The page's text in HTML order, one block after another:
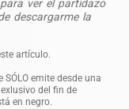
ver el partidazo
descargarme la
artículo.
emite desde una
del fin de
en negro.